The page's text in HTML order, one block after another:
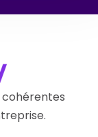
cohérentes